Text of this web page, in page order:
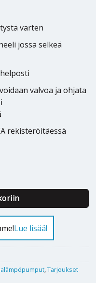
varten
jossa selkeä
valvoa ja ohjata
rekisteröitäessä
malli) määrä
Lue lisää!
Tarjoukset